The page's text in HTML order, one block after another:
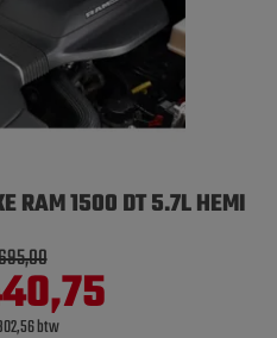
RAM 1500 DT 5.7L HEMI
btw